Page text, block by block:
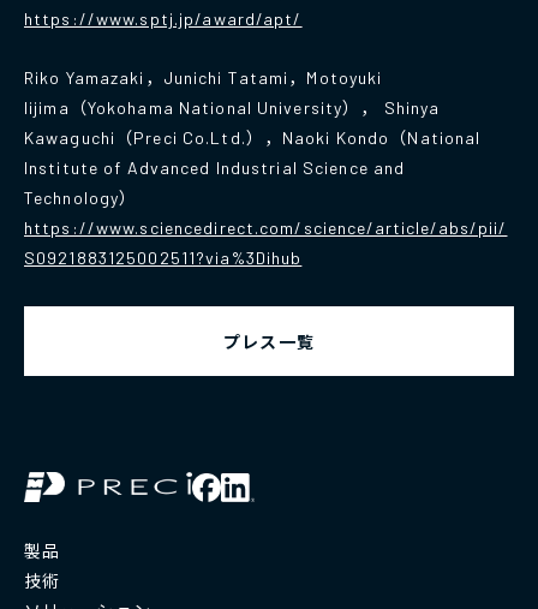
https://www.sptj.jp/award/apt/
Riko Yamazaki，Junichi Tatami，Motoyuki
Iijima（Yokohama National University）， Shinya
Kawaguchi（Preci Co.Ltd.），Naoki Kondo（National
Institute of Advanced Industrial Science and
Technology）
https://www.sciencedirect.com/science/article/abs/pii/
S0921883125002511?via%3Dihub
プレス一覧
製品
技術